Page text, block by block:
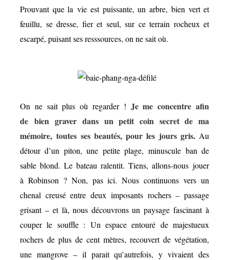
Prouvant que la vie est puissante, un arbre, bien vert et
feuillu, se dresse, fier et seul, sur ce terrain rocheux et
escarpé, puisant ses resssources, on ne sait où.
On ne sait plus où regarder ! Je me concentre afin
de bien graver dans un petit coin secret de ma
mémoire, toutes ses beautés, pour les jours gris.Au
détour d’un piton, une petite plage, minuscule ban de
sable blond. Le bateau ralentit. Tiens, allons-nous jouer
à Robinson ? Non, pas ici. Nous continuons vers un
chenal creusé entre deux imposants rochers – passage
grisant – et là, nous découvrons un paysage fascinant à
couper le souffle : Un espace entouré de majestueux
rochers de plus de cent mètres, recouvert de végétation,
une mangrove – il parait qu’autrefois, y vivaient des